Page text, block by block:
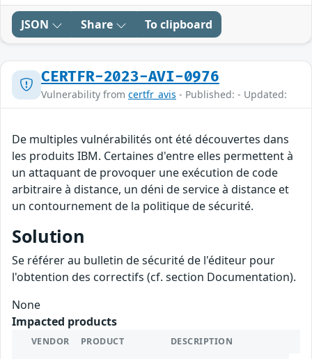
JSON Share To clipboard
CERTFR-2023-AVI-0976
Vulnerability from certfr_avis - Published: - Updated:
De multiples vulnérabilités ont été découvertes dans
les produits IBM. Certaines d'entre elles permettent à
un attaquant de provoquer une exécution de code
arbitraire à distance, un déni de service à distance et
un contournement de la politique de sécurité.
Solution
Se référer au bulletin de sécurité de l'éditeur pour
l'obtention des correctifs (cf. section Documentation).
None
Impacted products
VENDOR PRODUCT DESCRIPTION